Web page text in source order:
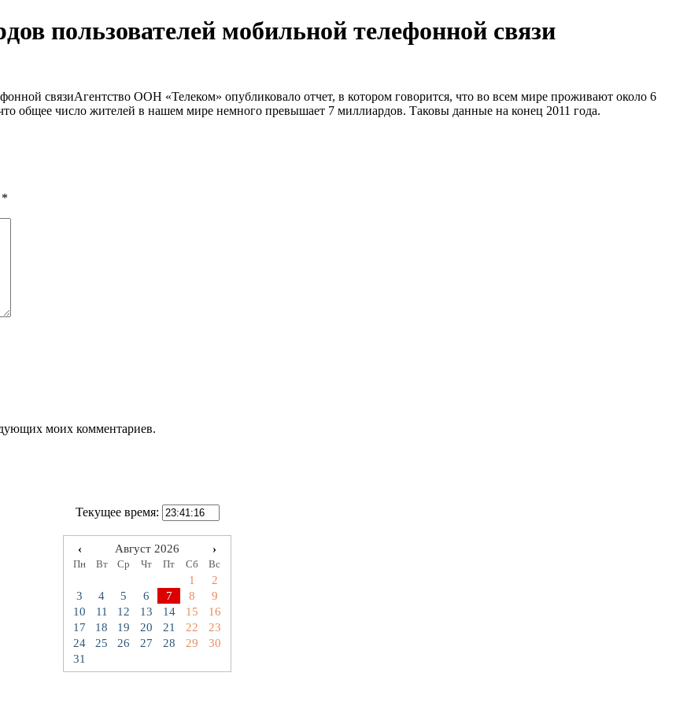
пользователей мобильной телефонной связи
Агентство ООН «Телеком» опубликовало отчет, в котором говорится, что во всем мире проживают около 6
общее число жителей в нашем мире немного превышает 7 миллиардов. Таковы данные на конец 2011 года.
*
моих комментариев.
Текущее время:
‹ Август 2026 ›
Пн Вт Ср Чт Пт Сб Вс
1
2
3
4 5 6 7 8
9
10
11 12 13 14 15
16
17
18 19 20 21 22
23
24
25 26 27 28 29
30
31